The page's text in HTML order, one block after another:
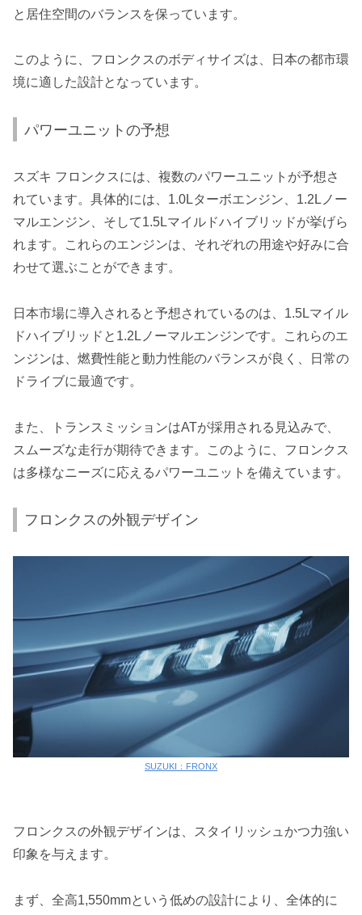
と居住空間のバランスを保っています。
このように、フロンクスのボディサイズは、日本の都市環
境に適した設計となっています。
パワーユニットの予想
スズキ フロンクスには、複数のパワーユニットが予想さ
れています。具体的には、1.0Lターボエンジン、1.2Lノー
マルエンジン、そして1.5Lマイルドハイブリッドが挙げら
れます。これらのエンジンは、それぞれの用途や好みに合
わせて選ぶことができます。
日本市場に導入されると予想されているのは、1.5Lマイル
ドハイブリッドと1.2Lノーマルエンジンです。これらのエ
ンジンは、燃費性能と動力性能のバランスが良く、日常の
ドライブに最適です。
また、トランスミッションはATが採用される見込みで、
スムーズな走行が期待できます。このように、フロンクス
は多様なニーズに応えるパワーユニットを備えています。
フロンクスの外観デザイン
SUZUKI：FRONX
フロンクスの外観デザインは、スタイリッシュかつ力強い
印象を与えます。
まず、全高1,550mmという低めの設計により、全体的に